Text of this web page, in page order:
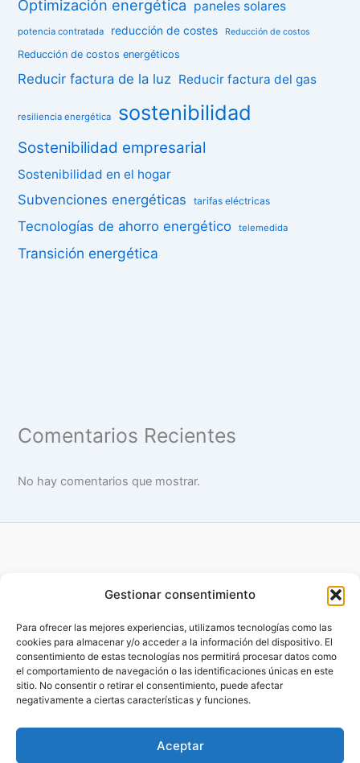
Gestionar consentimiento
Para ofrecer las mejores experiencias, utilizamos tecnologías como las
cookies para almacenar y/o acceder a la información del dispositivo. El
consentimiento de estas tecnologías nos permitirá procesar datos como
el comportamiento de navegación o las identificaciones únicas en este
sitio. No consentir o retirar el consentimiento, puede afectar
negativamente a ciertas características y funciones.
Aceptar
Optimización energética paneles solares
potencia contratada reducción de costes Reducción de costos
Reducción de costos energéticos
Reducir factura de la luz Reducir factura del gas
resiliencia energética sostenibilidad
Sostenibilidad empresarial
Sostenibilidad en el hogar
Subvenciones energéticas tarifas eléctricas
Tecnologías de ahorro energético telemedida
Transición energética
Comentarios Recientes
No hay comentarios que mostrar.
Copyright © 2014 - 2026 Benefitsfactory |Desarrollado por
MareMagna Marketing Mallorca
Aviso Legal